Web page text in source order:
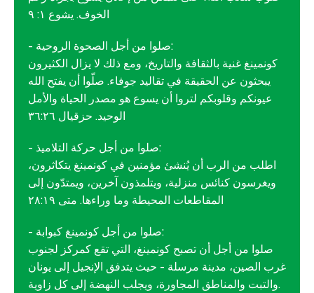
الخوف. يشوع ١: ٩
- صلوا من أجل الصحوة الروحية:
كونمينغ غنية بالثقافة والتاريخ، ومع ذلك لا يزال الكثيرون
يبحثون عن الحقيقة في تقاليد جوفاء. صلّوا أن يفتح الله
عيونكم وقلوبكم لتروا أن يسوع هو مصدر الحياة والأمل
الوحيد. حزقيال ٣٦:٢٦
- صلوا من أجل حركة التلاميذ:
اطلب من الرب أن يُنشئ مؤمنين في كونمينغ يتكاثرون،
ويغرسون كنائس منزلية، ويتلمذون آخرين، ويمتدّون إلى
المقاطعات المحيطة وما وراءها. متى ٢٨:١٩
- صلوا من أجل كونمينغ كبوابة:
صلوا من أجل أن تصبح كونمينغ، التي تقع كمركز لجنوب
غرب الصين، مدينة مرسلة - حيث يتدفق الإنجيل إلى يونان
والتبت والمناطق المجاورة، ويجلب النهضة إلى كل زاوية.